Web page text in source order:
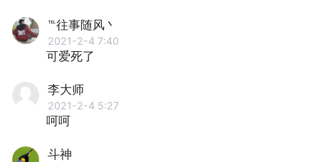
℡往事随风丶
2021-2-4 7:40
可爱死了
李大师
2021-2-4 5:27
呵呵
斗神